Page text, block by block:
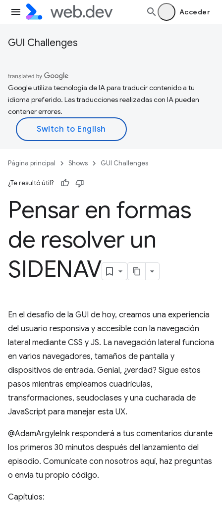
Acceder
GUI Challenges
Google utiliza tecnología de IA para traducir contenido a tu
idioma preferido. Las traducciones realizadas con IA pueden
contener errores.
Página principal Shows GUI Challenges
¿Te resultó útil?
Pensar en formas
de resolver un
SIDENAV
En el desafío de la GUI de hoy, creamos una experiencia
del usuario responsiva y accesible con la navegación
lateral mediante CSS y JS. La navegación lateral funciona
en varios navegadores, tamaños de pantalla y
dispositivos de entrada. Genial, ¿verdad? Sigue estos
pasos mientras empleamos cuadrículas,
transformaciones, seudoclases y una cucharada de
JavaScript para manejar esta UX.
@AdamArgyleInk responderá a tus comentarios durante
los primeros 30 minutos después del lanzamiento del
episodio. Comunícate con nosotros aquí, haz preguntas
o envía tu propio código.
Capítulos: